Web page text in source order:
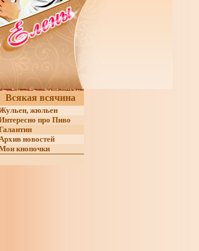
Всякая всячина
жюльен
про Пиво
новостей
кнопочки